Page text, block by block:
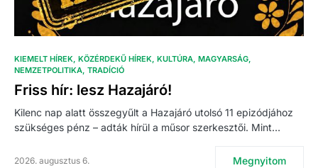
KIEMELT HÍREK KÖZÉRDEKŰ HÍREK KULTÚRA MAGYARSÁG
NEMZETPOLITIKA TRADÍCIÓ
Friss hír: lesz Hazajáró!
Kilenc nap alatt összegyűlt a Hazajáró utolsó 11 epizódjához
szükséges pénz – adták hírül a műsor szerkesztői. Mint…
2026. augusztus 6. Megnyitom